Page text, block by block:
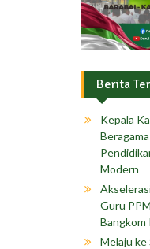
Berita
Kepala
Modern
Guru
Bangkom
Melaju ke